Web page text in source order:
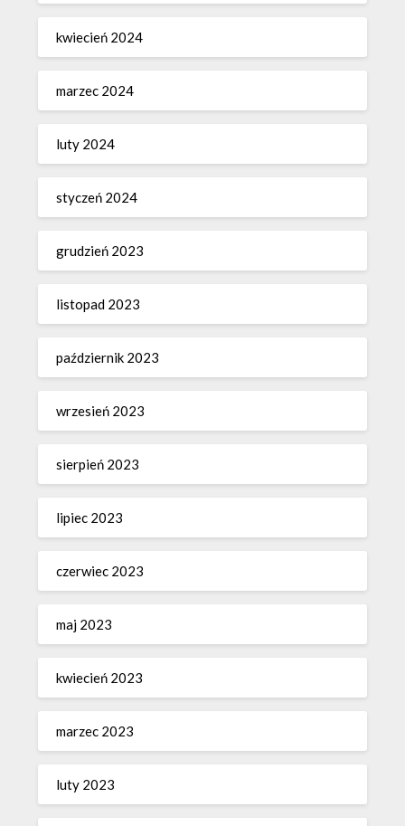
kwiecień 2024
marzec 2024
luty 2024
styczeń 2024
grudzień 2023
listopad 2023
październik 2023
wrzesień 2023
sierpień 2023
lipiec 2023
czerwiec 2023
maj 2023
kwiecień 2023
marzec 2023
luty 2023